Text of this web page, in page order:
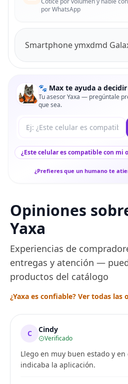
por WhatsApp
Smartphone ymxdmd
🐾 Max te ayuda a
Tu asesor Yaxa — pregúntale
que sea.
Tu pregunta a Max
¿Este celular es compatible con mi
¿Prefieres que un humano te
Opiniones
Yaxa
Experiencias de
entregas y atención —
productos del catálogo
¿Yaxa es confiable? Ver todas las
C Cindy
Verificado
Llego en muy buen estado y
indicaba la aplicación.